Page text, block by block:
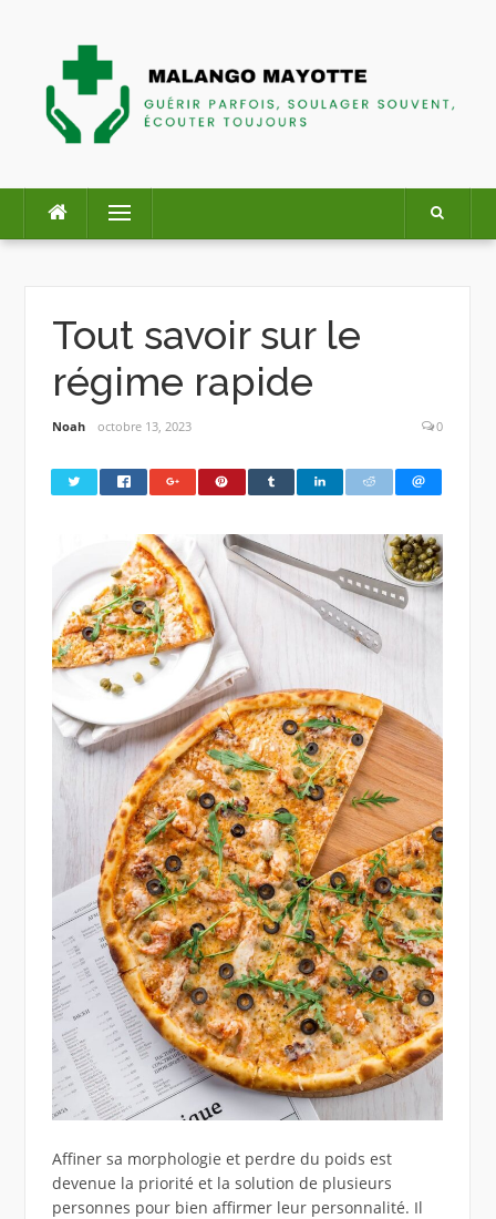
Menu
Tout savoir sur le
régime rapide
Noah octobre 13, 2023 0
Affiner sa morphologie et perdre du poids est
devenue la priorité et la solution de plusieurs
personnes pour bien affirmer leur personnalité. Il